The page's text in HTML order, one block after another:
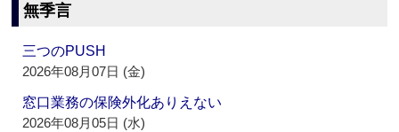
無季言
三つのPUSH
2026年08月07日 (金)
窓口業務の保険外化ありえない
2026年08月05日 (水)